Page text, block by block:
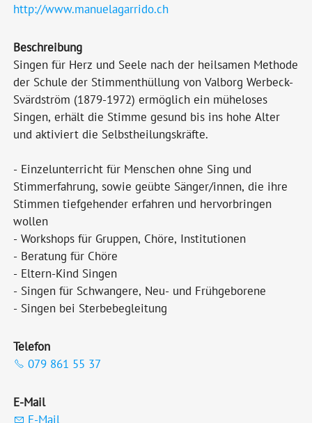
http://www.manuelagarrido.ch
Beschreibung
Singen für Herz und Seele nach der heilsamen Methode
der Schule der Stimmenthüllung von Valborg Werbeck-
Svärdström (1879-1972) ermöglich ein müheloses
Singen, erhält die Stimme gesund bis ins hohe Alter
und aktiviert die Selbstheilungskräfte.
- Einzelunterricht für Menschen ohne Sing und
Stimmerfahrung, sowie geübte Sänger/innen, die ihre
Stimmen tiefgehender erfahren und hervorbringen
wollen
- Workshops für Gruppen, Chöre, Institutionen
- Beratung für Chöre
- Eltern-Kind Singen
- Singen für Schwangere, Neu- und Frühgeborene
- Singen bei Sterbebegleitung
Telefon
079 861 55 37
E-Mail
E-Mail